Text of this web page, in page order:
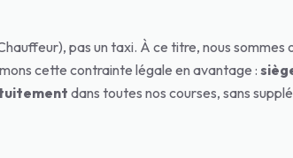
pas un taxi. À ce titre, nous sommes
cette contrainte légale en avantage :
dans toutes nos courses, sans